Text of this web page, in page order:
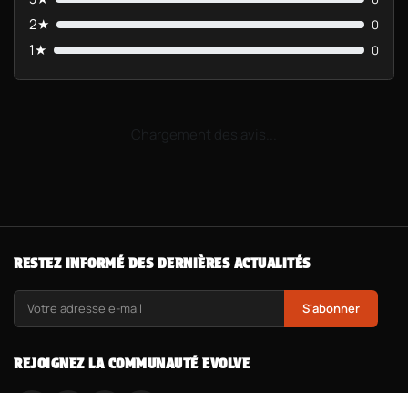
2★ 0
1★ 0
Chargement des avis...
RESTEZ INFORMÉ DES DERNIÈRES ACTUALITÉS
S'abonner
REJOIGNEZ LA COMMUNAUTÉ EVOLVE